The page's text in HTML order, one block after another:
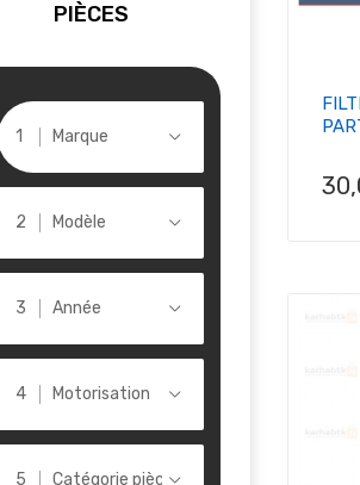
PIÈCES
Marque
Modèle
Année
Motorisation
Catégorie pièce